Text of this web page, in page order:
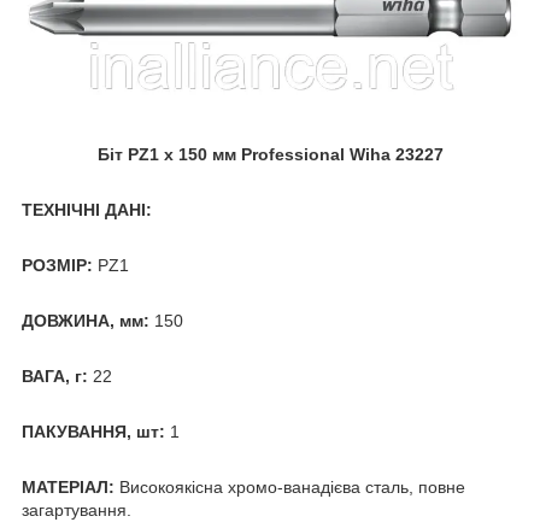
Біт PZ1 х 150 мм Professional Wiha 23227
ТЕХНІЧНІ ДАНІ:
РОЗМІР: PZ1
ДОВЖИНА, мм: 150
ВАГА, г: 22
ПАКУВАННЯ, шт: 1
МАТЕРІАЛ: Високоякісна хромо-ванадієва сталь, повне
загартування.